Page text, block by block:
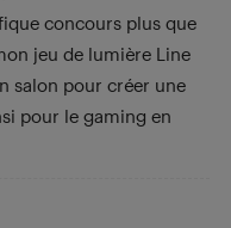
concours plus que
jeu de lumière Line
salon pour créer une
pour le gaming en